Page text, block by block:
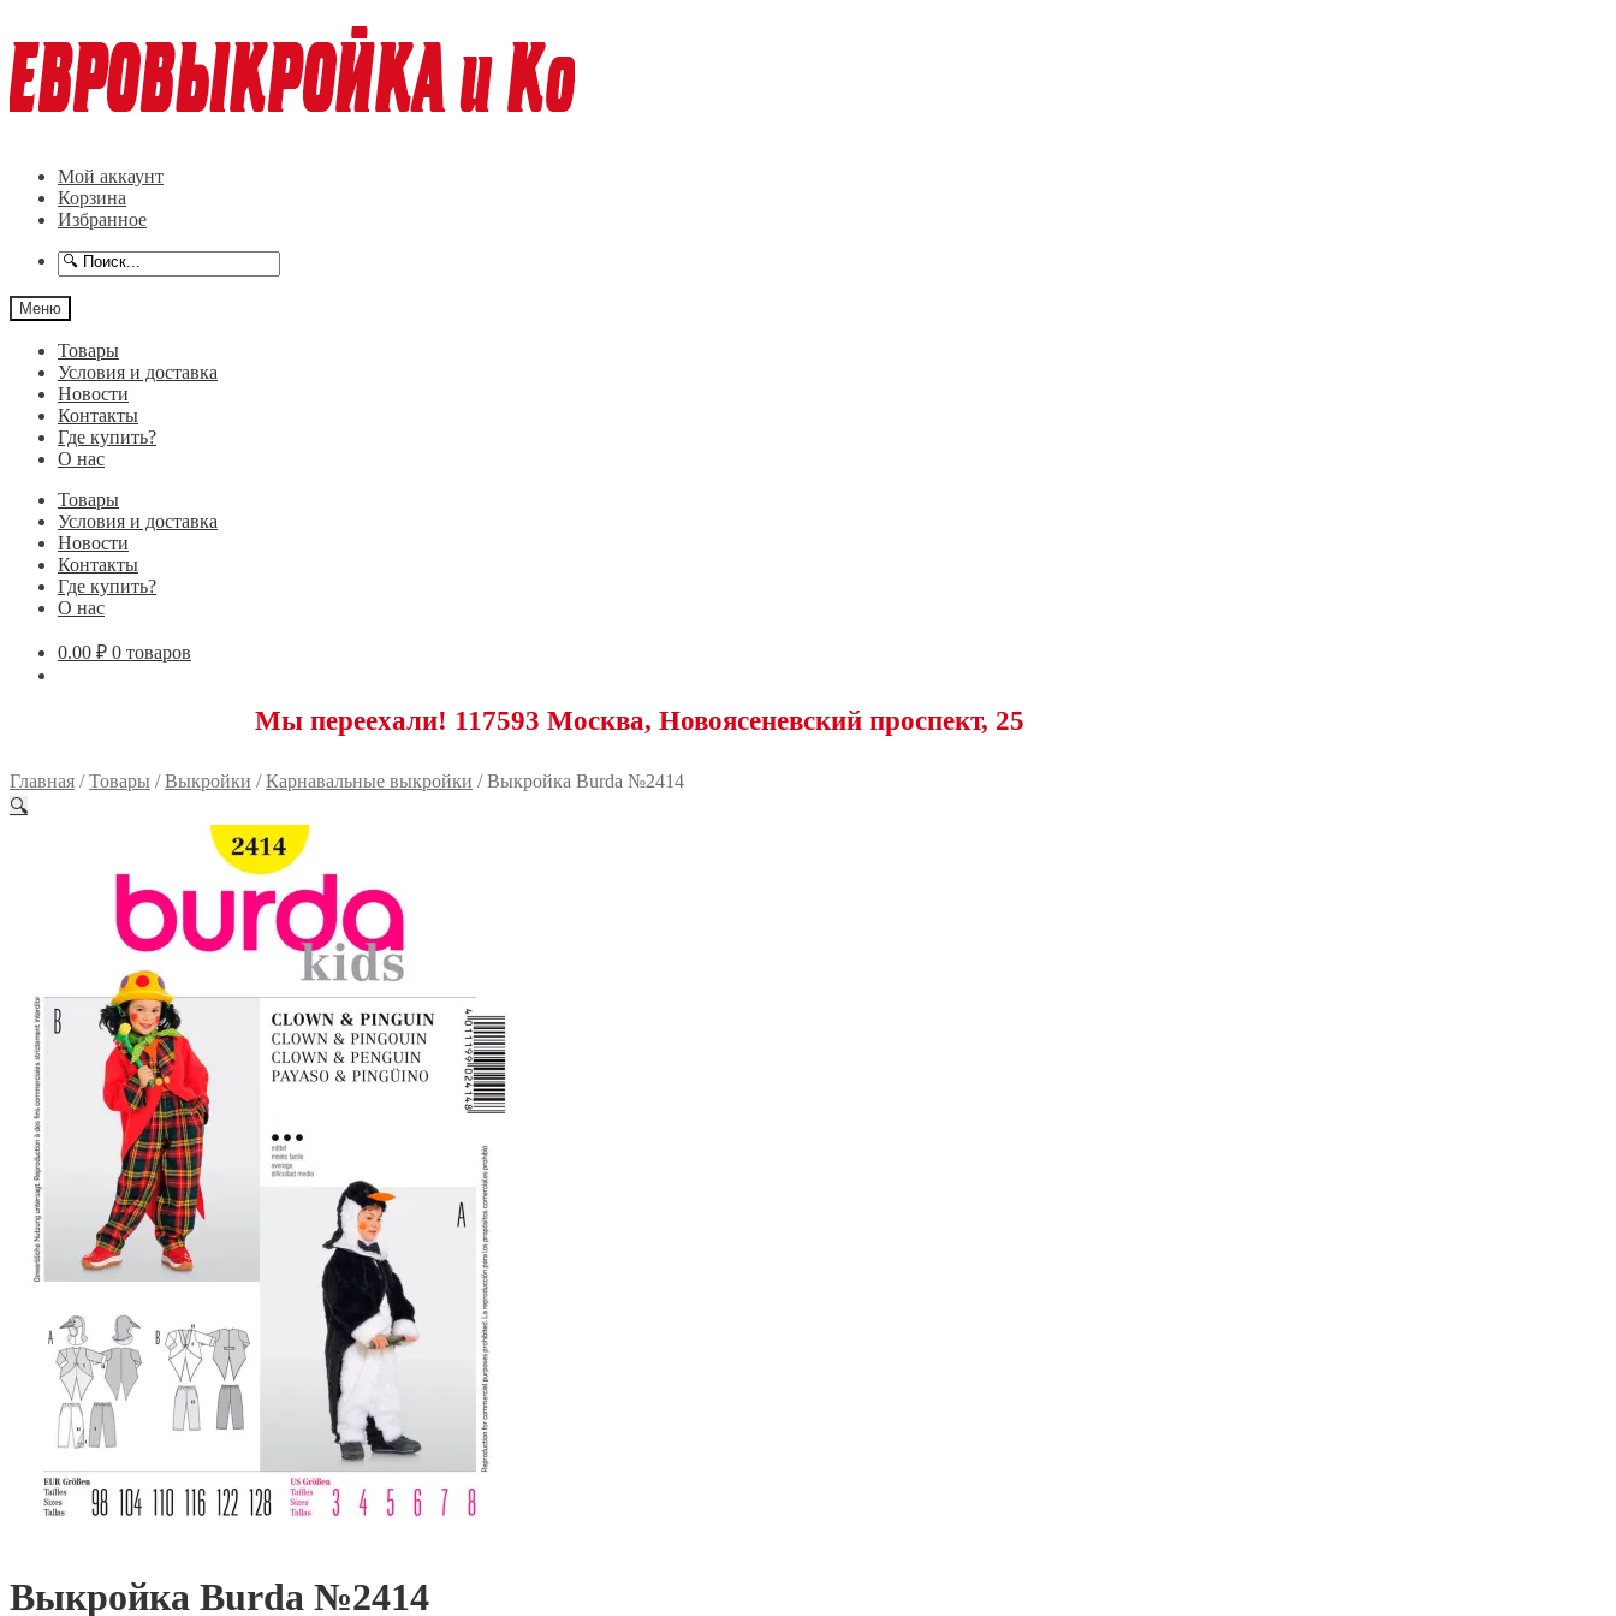
к
навигации
к
содержимому
Мой аккаунт
Корзина
Избранное
Меню
Товары
Условия и доставка
Новости
Контакты
Где купить?
О нас
Товары
Условия и доставка
Новости
Контакты
Где купить?
О нас
0.00 ₽ 0 товаров
Мы переехали! 117593 Москва, Новоясеневский проспект, 25
Главная /Товары /Выкройки /Карнавальные выкройки /Выкройка Burda №2414
🔍
Выкройка Burda №2414